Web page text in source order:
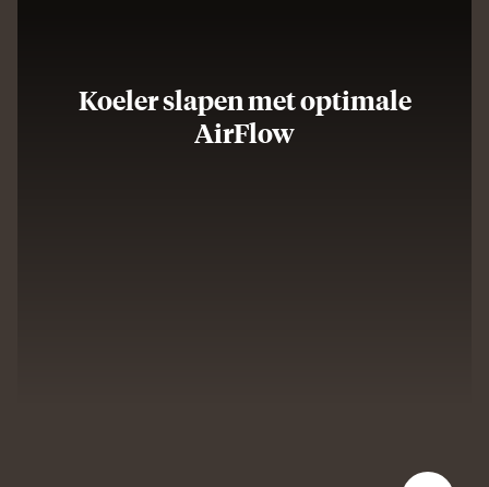
Koeler slapen met optimale
AirFlow